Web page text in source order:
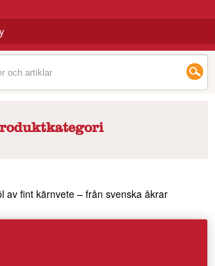
av fint kärnvete – från svenska åkrar